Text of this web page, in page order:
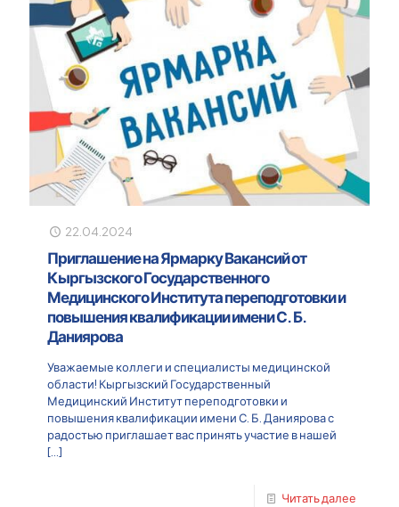
22.04.2024
Приглашение на Ярмарку Вакансий от
Кыргызского Государственного
Медицинского Института переподготовки и
повышения квалификации имени С. Б.
Даниярова
Уважаемые коллеги и специалисты медицинской
области! Кыргызский Государственный
Медицинский Институт переподготовки и
повышения квалификации имени С. Б. Даниярова с
радостью приглашает вас принять участие в нашей
[…]
Читать далее